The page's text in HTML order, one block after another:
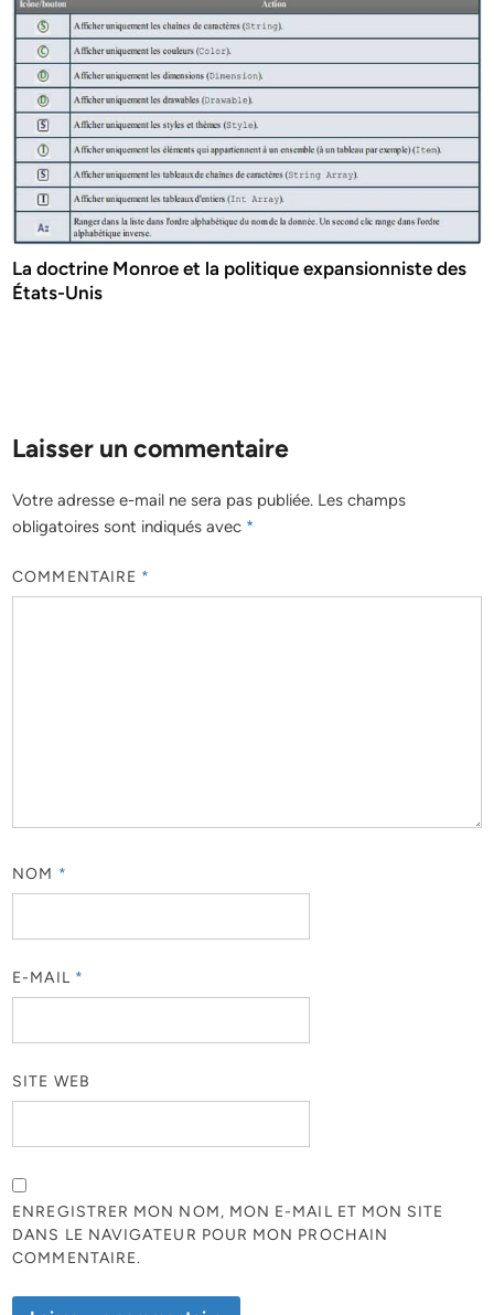
La doctrine Monroe et la politique expansionniste des
États-Unis
Laisser un commentaire
Votre adresse e-mail ne sera pas publiée. Les champs
obligatoires sont indiqués avec *
COMMENTAIRE *
NOM *
E-MAIL *
SITE WEB
ENREGISTRER MON NOM, MON E-MAIL ET MON SITE
DANS LE NAVIGATEUR POUR MON PROCHAIN
COMMENTAIRE.